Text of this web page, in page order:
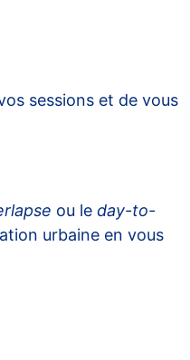
sessions et de vous
ou le day-to-
urbaine en vous